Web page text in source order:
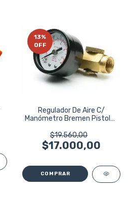
13%
OFF
Regulador De Aire C/
Manómetro Bremen Pistolas
$19.560,00
$17.000,00